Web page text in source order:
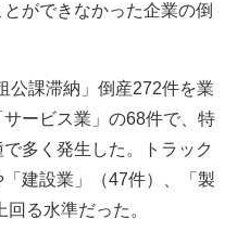
ができなかった企業の倒
公課滞納」倒産272件を業
ービス業」の68件で、特
多く発生した。トラック
建設業」（47件）、「製
る水準だった。